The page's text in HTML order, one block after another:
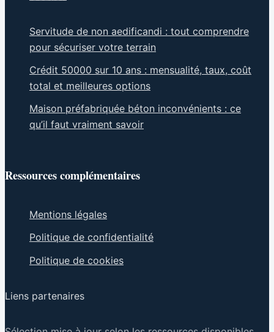
Servitude de non aedificandi : tout comprendre
pour sécuriser votre terrain
Crédit 50000 sur 10 ans : mensualité, taux, coût
total et meilleures options
Maison préfabriquée béton inconvénients : ce
qu’il faut vraiment savoir
Ressources complémentaires
Mentions légales
Politique de confidentialité
Politique de cookies
Liens partenaires